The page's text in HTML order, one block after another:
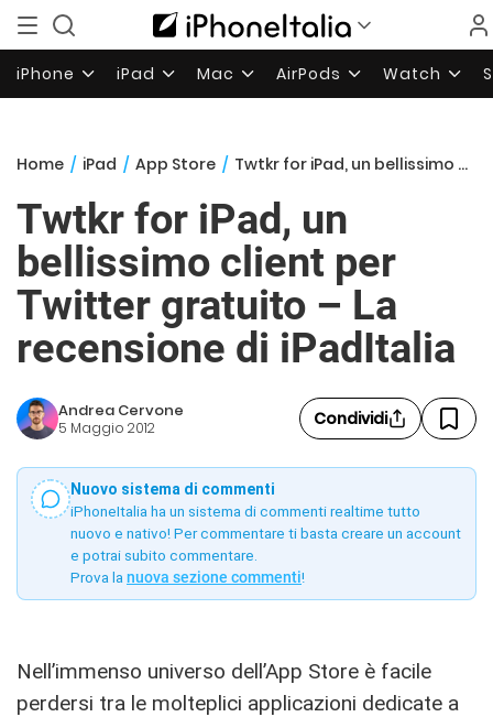
iPhone iPad Mac AirPods Watch
Home / iPad / App Store / Twtkr for iPad, un bellissimo client per Twitter gratuito – La recensione di iPadItalia
Twtkr for iPad, un
bellissimo client per
Twitter gratuito – La
recensione di iPadItalia
Andrea Cervone
5 Maggio 2012 Condividi
Nuovo sistema di commenti
iPhoneItalia ha un sistema di commenti realtime tutto
nuovo e nativo! Per commentare ti basta creare un account
e potrai subito commentare.
Prova la nuova sezione commenti!
Nell’immenso universo dell’App Store è facile
perdersi tra le molteplici applicazioni dedicate a